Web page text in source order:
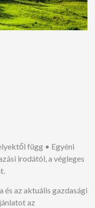
függ • Egyéni
irodától, a végleges
és az aktuális gazdasági
az